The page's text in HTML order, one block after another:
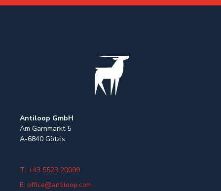
Antiloop GmbH
Am Garnmarkt 5
A-6840 Götzis
T: +43 5523 20099
E: office@antiloop.com